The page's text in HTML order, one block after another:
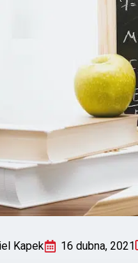
Kapek 16 dubna, 2021